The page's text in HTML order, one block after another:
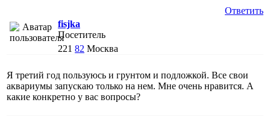
Ответить
fisjka
Посетитель
221 82 Москва
Я третий год пользуюсь и грунтом и подложкой. Все свои
аквариумы запускаю только на нем. Мне очень нравится. А
какие конкретно у вас вопросы?